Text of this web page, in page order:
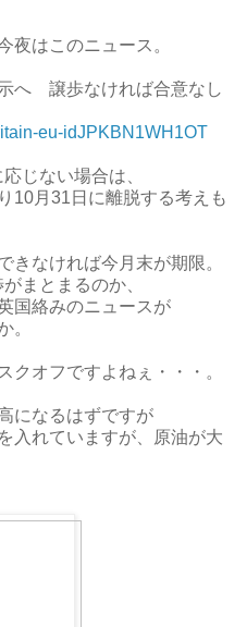
夜はこのニュース。
へ 譲歩なければ合意なし
eu-idJPKBN1WH1OT
じない場合は、
10月31日に離脱する考えも
きなければ今月末が期限。
まとまるのか、
国絡みのニュースが
。
クオフですよねぇ・・・。
になるはずですが
入れていますが、原油が大